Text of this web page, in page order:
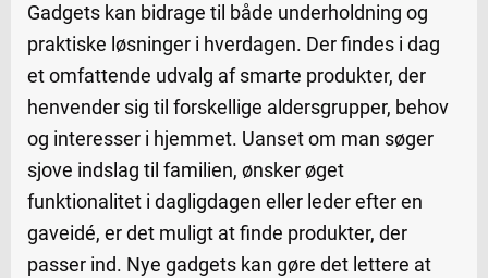
Gadgets kan bidrage til både underholdning og
praktiske løsninger i hverdagen. Der findes i dag
et omfattende udvalg af smarte produkter, der
henvender sig til forskellige aldersgrupper, behov
og interesser i hjemmet. Uanset om man søger
sjove indslag til familien, ønsker øget
funktionalitet i dagligdagen eller leder efter en
gaveidé, er det muligt at finde produkter, der
passer ind. Nye gadgets kan gøre det lettere at